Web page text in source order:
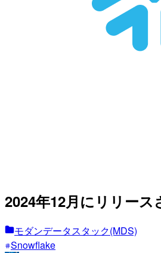
2024年12月にリリー
モダンデータスタック(MDS)
Snowflake